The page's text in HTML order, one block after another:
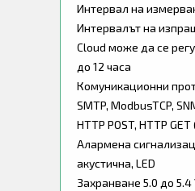
Интервал на
Интервалът на
Cloud може да се
до 12 часа
Комуникационни
SMTP, ModbusTCP,
HTTP POST, HTTP GET
Алармена
акустична, LED
Захранване 5.0 до 5.4